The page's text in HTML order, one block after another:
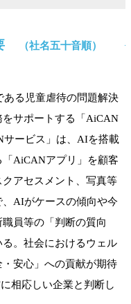
（社名五十音順）
る児童虐待の問題解決
サポートする「AiCAN
ービス」は、AIを搭載
AiCANアプリ」を顧客
アセスメント、写真等
AIがケースの傾向や今
員等の「判断の質向
る。社会におけるウェル
安心」への貢献が期待
相応しい企業と判断し